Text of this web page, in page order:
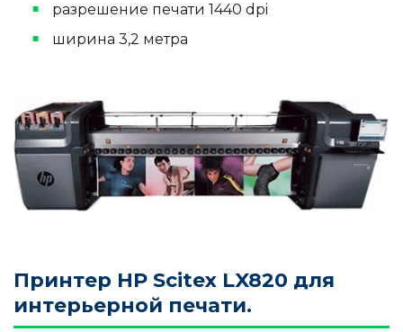
разрешение печати 1440 dpi
ширина 3,2 метра
Принтер HP Scitex LX820 для
интерьерной печати.